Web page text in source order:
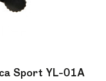
Sport YL-01A